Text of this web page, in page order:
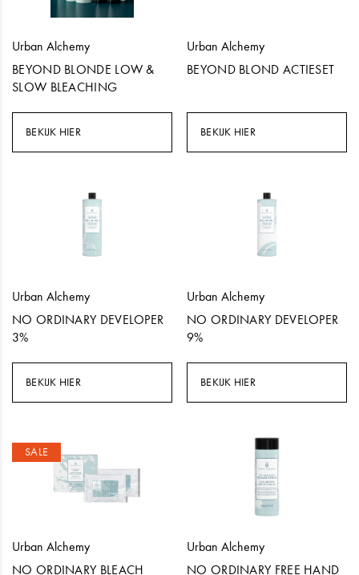
Urban Alchemy
BEYOND BLONDE LOW &
SLOW BLEACHING
BEKIJK HIER
Urban Alchemy
BEYOND BLOND ACTIESET
BEKIJK HIER
Urban Alchemy
NO ORDINARY DEVELOPER
3%
BEKIJK HIER
Urban Alchemy
NO ORDINARY DEVELOPER
9%
BEKIJK HIER
SALE
Urban Alchemy
NO ORDINARY BLEACH
Urban Alchemy
NO ORDINARY FREE HAND